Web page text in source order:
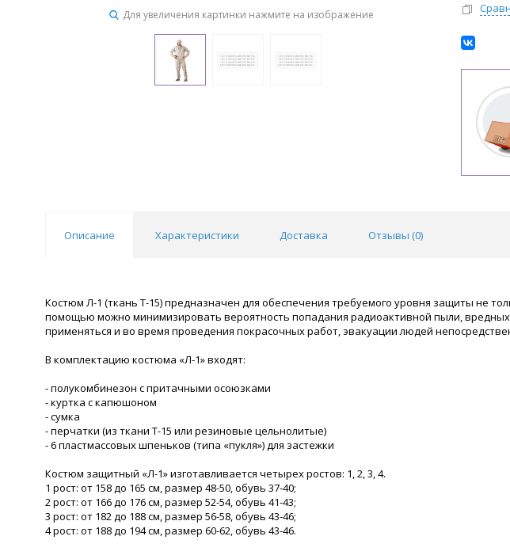
Для увеличения картинки нажмите на изображение
Описание Характеристики Доставка Отзывы (0)
Костюм Л-1 (ткань Т-15) предназначен для обеспечения требуемого уровня защиты не
помощью можно минимизировать вероятность попадания радиоактивной пыли,
применяться и во время проведения покрасочных работ, эвакуации людей
В комплектацию костюма «Л-1» входят:
- полукомбинезон с притачными осоюзками
- куртка с капюшоном
- сумка
- перчатки (из ткани Т-15 или резиновые цельнолитые)
- 6 пластмассовых шпеньков (типа «пукля») для застежки
Костюм защитный «Л-1» изготавливается четырех ростов: 1, 2, 3, 4.
1 рост: от 158 до 165 см, размер 48-50, обувь 37-40;
2 рост: от 166 до 176 см, размер 52-54, обувь 41-43;
3 рост: от 182 до 188 см, размер 56-58, обувь 43-46;
4 рост: от 188 до 194 см, размер 60-62, обувь 43-46.